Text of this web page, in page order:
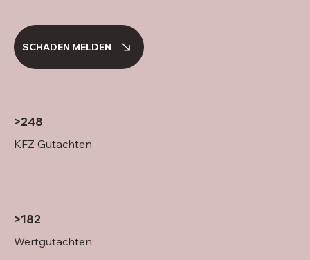
SCHADEN MELDEN
>248
KFZ Gutachten
>182
Wertgutachten